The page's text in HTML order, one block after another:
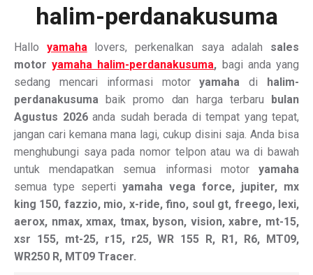
halim-perdanakusuma
Hallo yamahalovers, perkenalkan saya adalah sales
motoryamaha halim-perdanakusuma, bagi anda yang
sedang mencari informasi motoryamaha di halim-
perdanakusuma baik promo dan harga terbaru bulan
Agustus 2026 anda sudah berada di tempat yang tepat,
jangan cari kemana mana lagi, cukup disini saja. Anda bisa
menghubungi saya pada nomor telpon atau wa di bawah
untuk mendapatkan semua informasi motor yamaha
semua type seperti yamaha vega force, jupiter, mx
king 150, fazzio, mio, x-ride, fino, soul gt, freego, lexi,
aerox, nmax, xmax, tmax, byson, vision, xabre, mt-15,
xsr 155, mt-25, r15, r25, WR 155 R, R1, R6, MT09,
WR250 R, MT09 Tracer.